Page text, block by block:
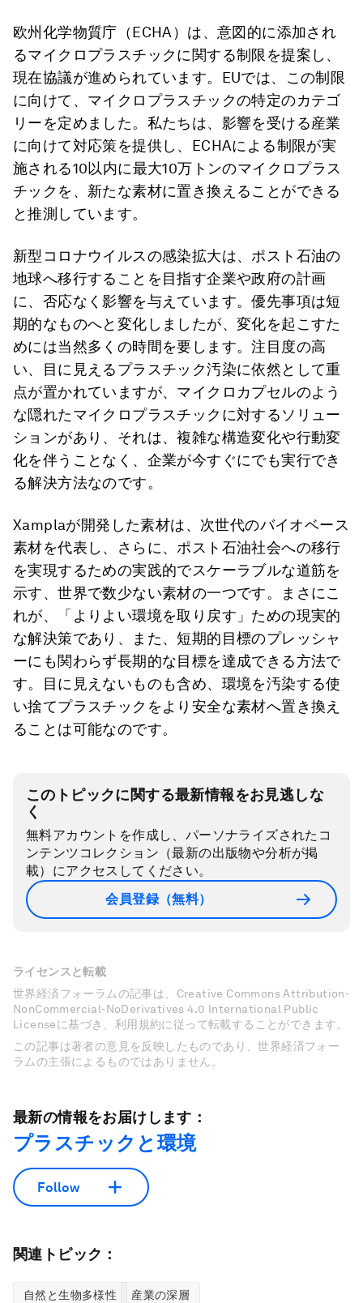
欧州化学物質庁（ECHA）は、意図的に添加され
るマイクロプラスチックに関する制限を提案し、
現在協議が進められています。EUでは、この制限
に向けて、マイクロプラスチックの特定のカテゴ
リーを定めました。私たちは、影響を受ける産業
に向けて対応策を提供し、ECHAによる制限が実
施される10以内に最大10万トンのマイクロプラス
チックを、新たな素材に置き換えることができる
と推測しています。
新型コロナウイルスの感染拡大は、ポスト石油の
地球へ移行することを目指す企業や政府の計画
に、否応なく影響を与えています。優先事項は短
期的なものへと変化しましたが、変化を起こすた
めには当然多くの時間を要します。注目度の高
い、目に見えるプラスチック汚染に依然として重
点が置かれていますが、マイクロカプセルのよう
な隠れたマイクロプラスチックに対するソリュー
ションがあり、それは、複雑な構造変化や行動変
化を伴うことなく、企業が今すぐにでも実行でき
る解決方法なのです。
Xamplaが開発した素材は、次世代のバイオベース
素材を代表し、さらに、ポスト石油社会への移行
を実現するための実践的でスケーラブルな道筋を
示す、世界で数少ない素材の一つです。まさにこ
れが、「よりよい環境を取り戻す」ための現実的
な解決策であり、また、短期的目標のプレッシャ
ーにも関わらず長期的な目標を達成できる方法で
す。目に見えないものも含め、環境を汚染する使
い捨てプラスチックをより安全な素材へ置き換え
ることは可能なのです。
このトピックに関する最新情報をお見逃しな
く
無料アカウントを作成し、パーソナライズされたコ
ンテンツコレクション（最新の出版物や分析が掲
載）にアクセスしてください。
会員登録（無料）
ライセンスと転載
世界経済フォーラムの記事は、Creative Commons Attribution-
NonCommercial-NoDerivatives 4.0 International Public
Licenseに基づき、利用規約に従って転載することができます。
この記事は著者の意見を反映したものであり、世界経済フォー
ラムの主張によるものではありません。
最新の情報をお届けします：
プラスチックと環境
Follow
関連トピック：
自然と生物多様性 産業の深層